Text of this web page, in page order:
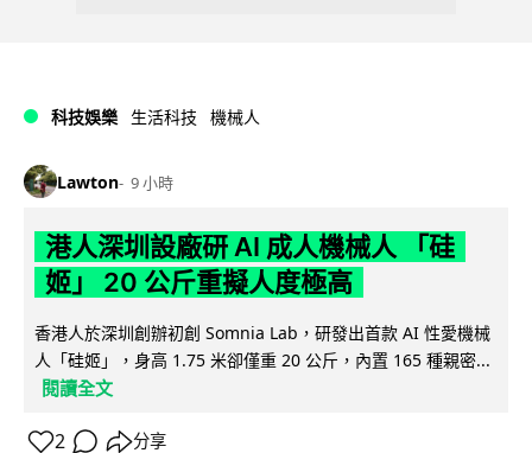
科技娛樂 生活科技 機械人
Lawton 9 小時
港人深圳設廠研 AI 成人機械人 「硅
姬」 20 公斤重擬人度極高
香港人於深圳創辦初創 Somnia Lab，研發出首款 AI 性愛機械
人「硅姬」，身高 1.75 米卻僅重 20 公斤，內置 165 種親密...
閱讀全文
2 分享